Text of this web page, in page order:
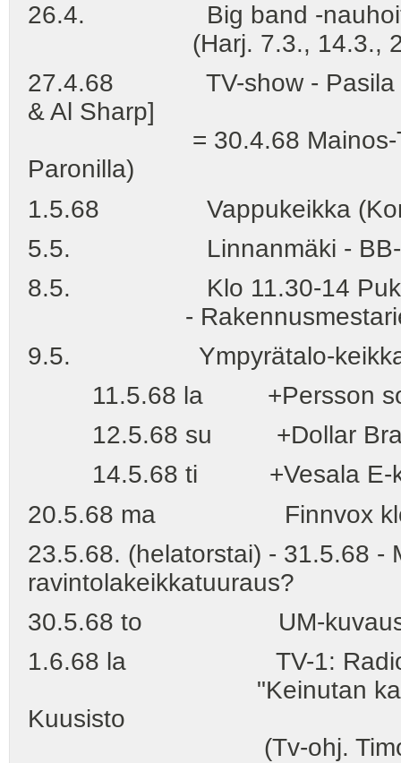
26.4. Big band -nauhoitus
(Harj. 7.3., 14.3.,
27.4.68 TV-show - Pasila
& Al Sharp]
= 30.4.68 Mainos-TV klo
Paronilla)
1.5.68 Vappukeikka
5.5. Linnanmäki - BB-
8.5. Klo 11.30-14
- Rakennusmestarien
9.5. Ympyrätalo-
11.5.68 la +Persson
12.5.68 su +Dollar
14.5.68 ti +Vesala E-
20.5.68 ma Finnvox klo
23.5.68. (helatorstai) - 31.5.68 -
ravintolakeikkatuuraus?
30.5.68 to UM-kuvaus
1.6.68 la TV-1:
"Keinutan kaikua"
Kuusisto
(Tv-ohj. Timo